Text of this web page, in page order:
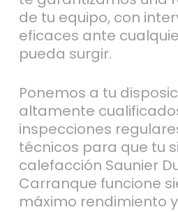
de tu equipo, con
eficaces ante
pueda surgir.
Ponemos a tu
altamente
inspecciones
técnicos para que tu
calefacción Saunier
Carranque funcione
máximo rendimiento